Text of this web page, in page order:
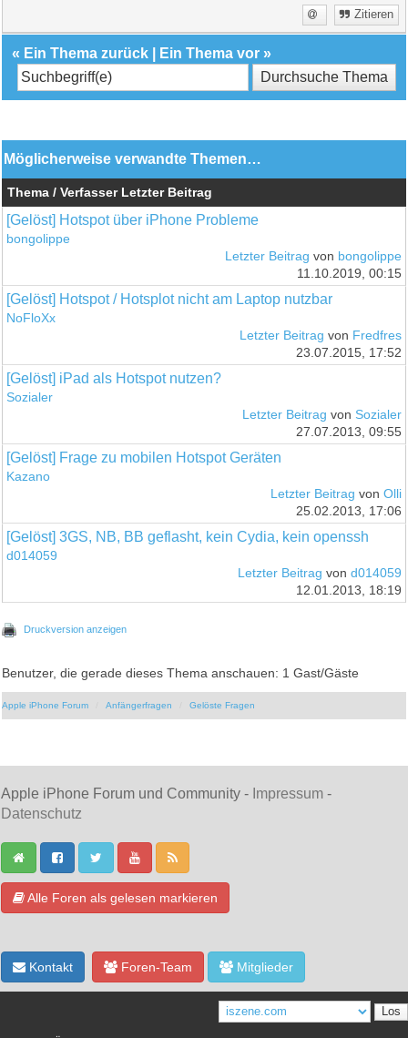
Zitieren
« Ein Thema zurück Ein Thema vor »
Möglicherweise verwandte Themen…
Thema / Verfasser Letzter Beitrag
[Gelöst] Hotspot über iPhone Probleme
bongolippe
Letzter Beitrag von bongolippe
11.10.2019, 00:15
[Gelöst] Hotspot / Hotsplot nicht am Laptop nutzbar
NoFloXx
Letzter Beitrag von Fredfres
23.07.2015, 17:52
[Gelöst] iPad als Hotspot nutzen?
Sozialer
Letzter Beitrag von Sozialer
27.07.2013, 09:55
[Gelöst] Frage zu mobilen Hotspot Geräten
Kazano
Letzter Beitrag von Olli
25.02.2013, 17:06
[Gelöst] 3GS, NB, BB geflasht, kein Cydia, kein openssh
d014059
Letzter Beitrag von d014059
12.01.2013, 18:19
Druckversion anzeigen
Benutzer, die gerade dieses Thema anschauen: 1 Gast/Gäste
Apple iPhone Forum Anfängerfragen Gelöste Fragen
Apple iPhone Forum und Community - Impressum -
Datenschutz
Alle Foren als gelesen markieren
Kontakt Foren-Team Mitglieder